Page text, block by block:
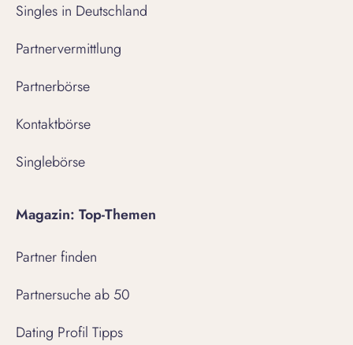
Singles in Deutschland
Partnervermittlung
Partnerbörse
Kontaktbörse
Singlebörse
Magazin: Top-Themen
Partner finden
Partnersuche ab 50
Dating Profil Tipps